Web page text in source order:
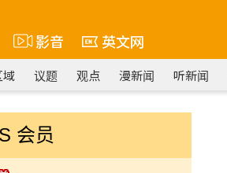
影音 英文网
域 议题 观点 漫新闻 听新闻
会员